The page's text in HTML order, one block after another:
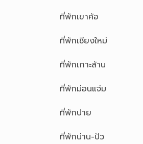
ที่พักเขาค้อ
ที่พักเชียงใหม่
ที่พักเกาะล้าน
ที่พักม่อนแจ่ม
ที่พักปาย
ที่พักน่าน-ปัว